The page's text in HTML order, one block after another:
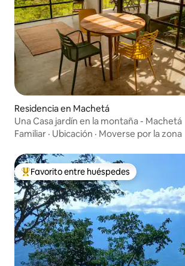
Residencia en Machetá
Una Casa jardín en la montaña - Machetá
Familiar · Ubicación · Moverse por la zona
De los mejores en Favorito entre huéspedes
Favorito entre huéspedes